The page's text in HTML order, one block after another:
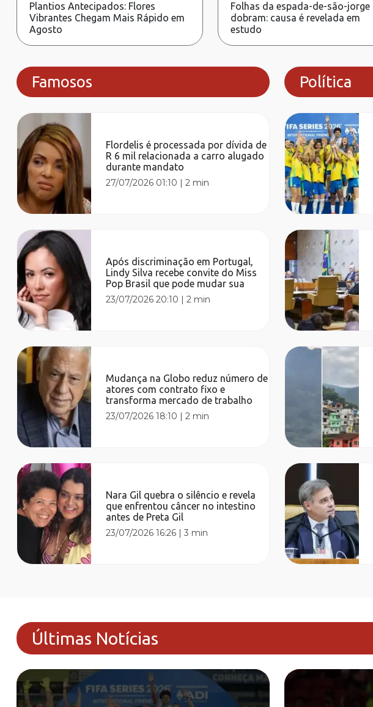
Plantios Antecipados: Flores
Vibrantes Chegam Mais Rápido em
Agosto
Folhas da espada-de-são-jorge
dobram: causa é revelada em
estudo
Famosos
Flordelis é processada por dívida de
R 6 mil relacionada a carro alugado
durante mandato
27/07/2026 01:10 |2 min
Após discriminação em Portugal,
Lindy Silva recebe convite do Miss
Pop Brasil que pode mudar sua
23/07/2026 20:10 |2 min
Mudança na Globo reduz número de
atores com contrato fixo e
transforma mercado de trabalho
23/07/2026 18:10 |2 min
Nara Gil quebra o silêncio e revela
que enfrentou câncer no intestino
antes de Preta Gil
23/07/2026 16:26 |3 min
Política
Últimas Notícias